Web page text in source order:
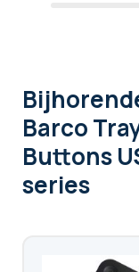
Barco
Buttons
series